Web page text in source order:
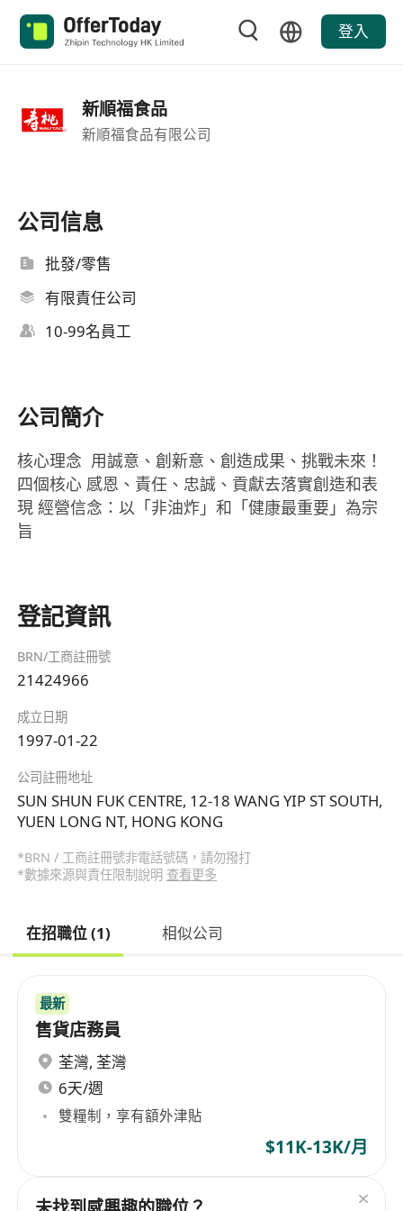
登入
新順福食品
新順福食品有限公司
公司信息
批發/零售
有限責任公司
10-99名員工
公司簡介
核心理念 用誠意、創新意、創造成果、挑戰未來！
四個核心 感恩、責任、忠誠、貢獻去落實創造和表
現 經營信念：以「非油炸」和「健康最重要」為宗
旨
登記資訊
BRN/工商註冊號
21424966
成立日期
1997-01-22
公司註冊地址
SUN SHUN FUK CENTRE, 12-18 WANG YIP ST SOUTH,
YUEN LONG NT, HONG KONG
*BRN / 工商註冊號非電話號碼，請勿撥打
*數據來源與責任限制說明 查看更多
在招職位 (1) 相似公司
最新
售貨店務員
荃灣, 荃灣
6天/週
雙糧制，享有額外津貼
$11K-13K/月